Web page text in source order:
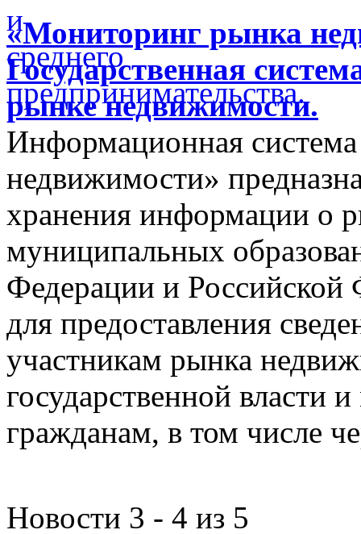
«Мониторинг рынка
Государственная
рынке недвижимости.
Информационная
недвижимости»
хранения информации о
муниципальных
Федерации и Российской
для предоставления
участникам рынка
государственной власти
гражданам, в том числе
Новости 3 - 4 из 5